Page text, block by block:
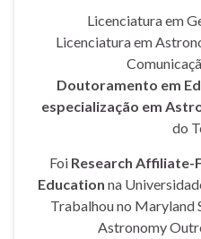
Licenciatura em
Licenciatura em
Doutoramento em
especialização em
do
Foi Research
Education na
Trabalhou no Maryland
Astronomy